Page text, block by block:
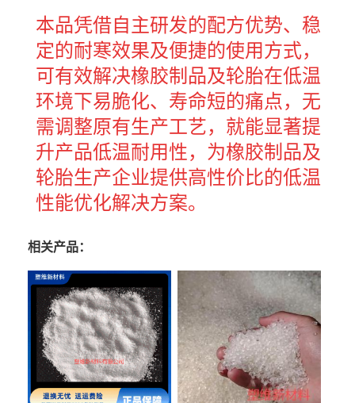
本品凭借自主研发的配方优势、稳
定的耐寒效果及便捷的使用方式，
可有效解决橡胶制品及轮胎在低温
环境下易脆化、寿命短的痛点，无
需调整原有生产工艺，就能显著提
升产品低温耐用性，为橡胶制品及
轮胎生产企业提供高性价比的低温
性能优化解决方案。
相关产品：